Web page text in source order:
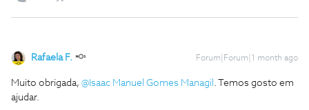
Rafaela F. Forum|Forum|1 month ago
Muito obrigada, ​ @Isaac Manuel Gomes Managil . Temos gosto em
ajudar.